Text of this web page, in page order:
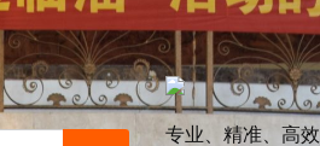
专业、精准、高效